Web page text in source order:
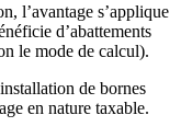
l’avantage s’applique
d’abattements
le mode de calcul).
de bornes
en nature taxable.